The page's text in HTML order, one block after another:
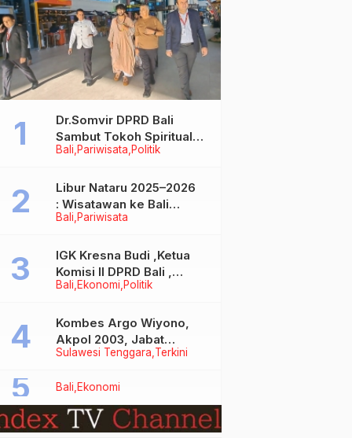
Bali Pariwisata Politik
Dr.Somvir DPRD Bali
Sambut Tokoh Spiritual
India Baba Bageshwar
Bali Pariwisata
Libur Nataru 2025–2026
: Wisatawan ke Bali
Meningkat, Isu Penurunan
Bali Ekonomi Politik
IGK Kresna Budi ,Ketua
Komisi II DPRD Bali ,
Angkat Bicara Soal
Bersubsidi Jenis Solar
Sulawesi Tenggara Terkini
Kombes Argo Wiyono,
Akpol 2003, Jabat
Dirlantas Polda Sultra
Bali Ekonomi